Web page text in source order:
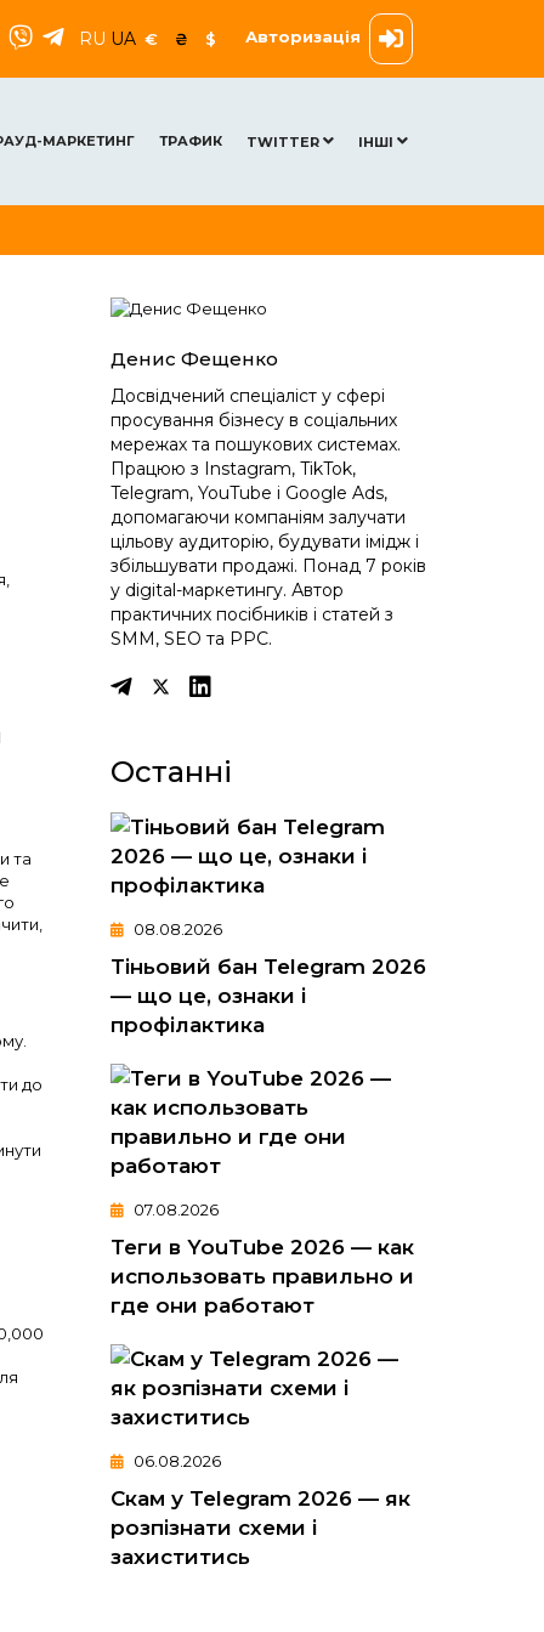
RU UA € ₴ $ Авторизація
МАРКЕТИНГ ТРАФИК TWITTER ІНШІ
та
до
Денис Фещенко
Досвідчений спеціаліст у сфері
просування бізнесу в соціальних
мережах та пошукових системах.
Працюю з Instagram, TikTok,
Telegram, YouTube і Google Ads,
допомагаючи компаніям залучати
цільову аудиторію, будувати імідж і
збільшувати продажі. Понад 7 років
у digital-маркетингу. Автор
практичних посібників і статей з
SMM, SEO та PPC.
Останні
08.08.2026
Тіньовий бан Telegram 2026
— що це, ознаки і
профілактика
07.08.2026
Теги в YouTube 2026 — как
использовать правильно и
где они работают
06.08.2026
Скам у Telegram 2026 — як
розпізнати схеми і
захиститись